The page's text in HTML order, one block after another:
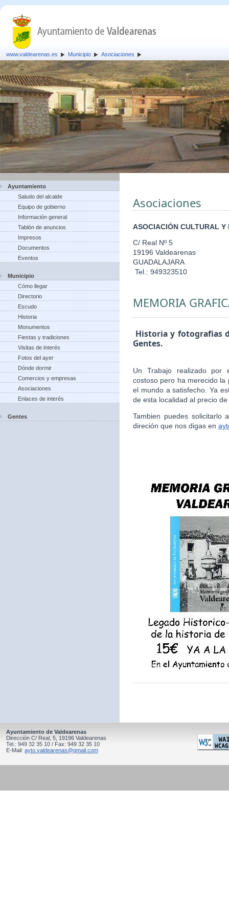
www.valdearenas.es Municipio Asociaciones
Ayuntamiento
Saludo del alcalde
Equipo de gobierno
Información general
Tablón de anuncios
Impresos
Documentos
Eventos
Municipio
Cómo llegar
Directorio
Escudo
Historia
Monumentos
Fiestas y tradiciones
Visitas de interés
Fotos del ayer
Dónde dormir
Comercios y empresas
Asociaciones
Enlaces de interés
Gentes
Asociaciones
ASOCIACIÓN CULTURAL Y
C/ Real Nº 5
19196 Valdearenas
GUADALAJARA
Tel.: 949323510
MEMORIA
Historia y fotografias
Gentes.
Un Trabajo realizado por
costoso pero ha merecido
el mundo a satisfecho. Ya
de esta localidad al precio
Tambien puedes
direción que nos digas en
Ayuntamiento de Valdearenas
Dirección C/ Real, 5, 19196 Valdearenas
Tel.: 949 32 35 10 / Fax: 949 32 35 10
E-Mail: ayto.valdearenas@gmail.com